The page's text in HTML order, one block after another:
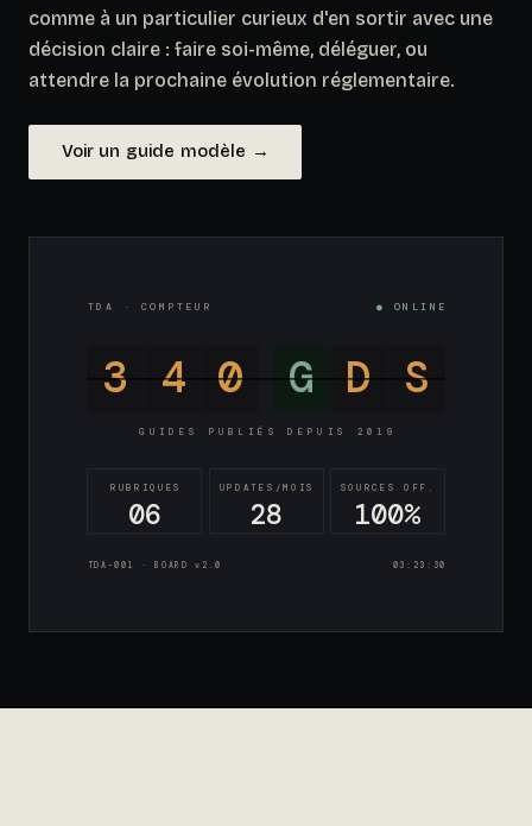
comme à un particulier curieux d'en sortir avec une
décision claire : faire soi-même, déléguer, ou
attendre la prochaine évolution réglementaire.
Voir un guide modèle →
TDA · COMPTEUR ● ONLINE
3 4 0 G D S
GUIDES PUBLIÉS DEPUIS 2019
RUBRIQUES
06
UPDATES/MOIS
28
SOURCES OFF.
100%
TDA-001 · BOARD v2.0 03:23:31